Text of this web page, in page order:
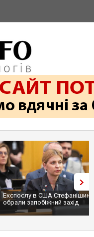
Трамп не передасть Україні
сотні ракет до Patriot, бо у